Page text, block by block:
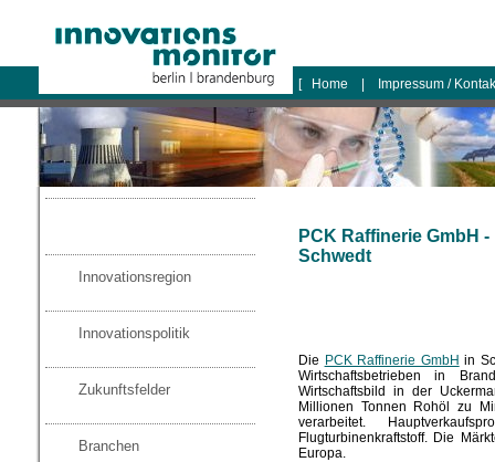
logo
[ Home Impressum /
Innovationsregion
Innovationspolitik
Zukunftsfelder
Branchen
PCK Raffinerie GmbH
Schwedt
Die PCK Raffinerie GmbH in
Wirtschaftsbetrieben in
Wirtschaftsbild in der
Millionen Tonnen Rohöl zu
verarbeitet.
Flugturbinenkraftstoff. Die
Europa.